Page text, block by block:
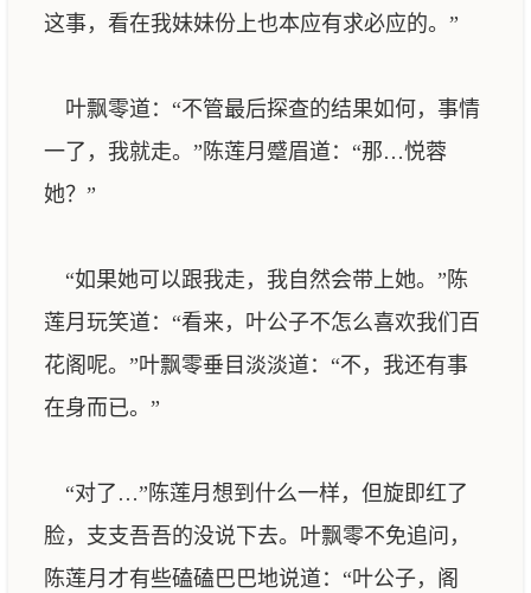
这事，看在我妹妹份上也本应有求必应的。”
叶飘零道：“不管最后探查的结果如何，事情
一了，我就走。”陈莲月蹙眉道：“那…悦蓉
她？”
“如果她可以跟我走，我自然会带上她。”陈
莲月玩笑道：“看来，叶公子不怎么喜欢我们百
花阁呢。”叶飘零垂目淡淡道：“不，我还有事
在身而已。”
“对了…”陈莲月想到什么一样，但旋即红了
脸，支支吾吾的没说下去。叶飘零不免追问，
陈莲月才有些磕磕巴巴地说道：“叶公子，阁